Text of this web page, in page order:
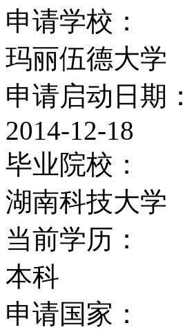
申请学校：
玛丽伍德大学
申请启动日期：
2014-12-18
毕业院校：
湖南科技大学
当前学历：
本科
申请国家：